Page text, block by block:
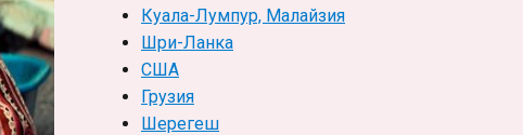
Куала-Лумпур, Малайзия
Шри-Ланка
США
Грузия
Шерегеш